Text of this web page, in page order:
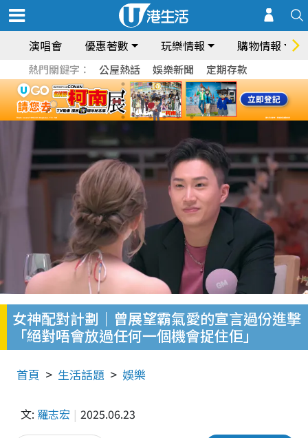
演唱會 優惠著數 玩樂情報 購物情報
熱門關鍵字： 公屋熱話 娛樂新聞 定期存款
女神配對計劃｜曾展望霸氣愛的宣言過份進擊
「絕對唔會放過任何一個機會捉住佢」
首頁 生活話題 娛樂
文: 羅志宏 2025.06.23